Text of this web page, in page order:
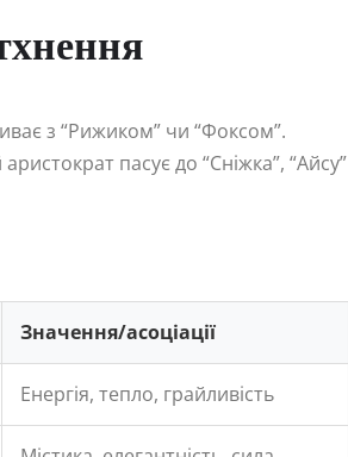
з “Рижиком” чи “Фоксом”.
пасує до “Сніжка”, “Айсу”
Значення/асоціації
Енергія, тепло, грайливість